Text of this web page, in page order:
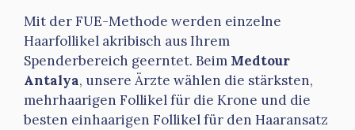
Mit der FUE-Methode werden einzelne
Haarfollikel akribisch aus Ihrem
Spenderbereich geerntet. Beim Medtour
Antalya, unsere Ärzte wählen die stärksten,
mehrhaarigen Follikel für die Krone und die
besten einhaarigen Follikel für den Haaransatz